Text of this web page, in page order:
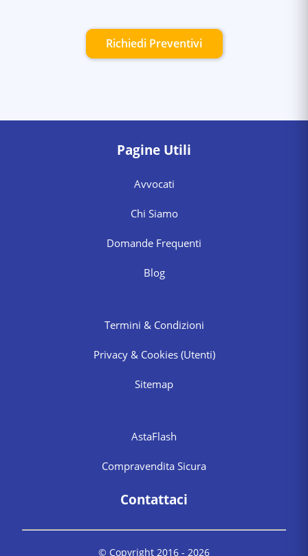
Richiedi Preventivi
Pagine Utili
Avvocati
Chi Siamo
Domande Frequenti
Blog
Termini & Condizioni
Privacy & Cookies (Utenti)
Sitemap
AstaFlash
Compravendita Sicura
Contattaci
© Copyright 2016 - 2026